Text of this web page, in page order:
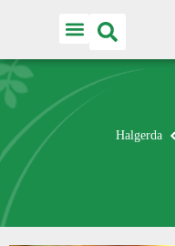
Halgerda